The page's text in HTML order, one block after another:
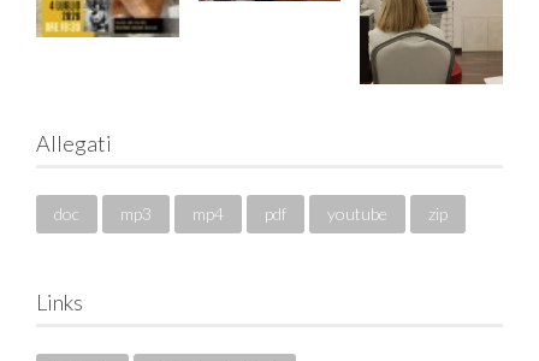
Allegati
doc mp3 mp4 pdf youtube zip
Links